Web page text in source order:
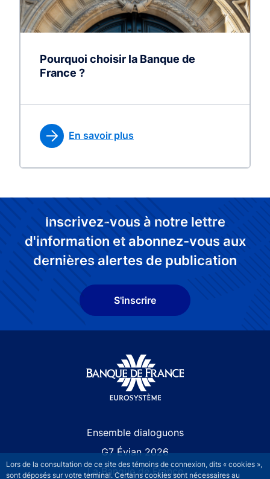
Lors de la consultation de ce site des témoins de connexion, dits « cookies »,
sont déposés sur votre terminal. Certains cookies sont nécessaires au
Pourquoi choisir la Banque de
France ?
En savoir plus
Inscrivez-vous à notre lettre
d'information et abonnez-vous aux
dernières alertes de publication
S'inscrire
Ensemble dialoguons
G7 Évian 2026
La Banque de France